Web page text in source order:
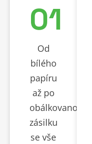
01
Od
bílého
papíru
až po
obálkovanou
zásilku
se vše